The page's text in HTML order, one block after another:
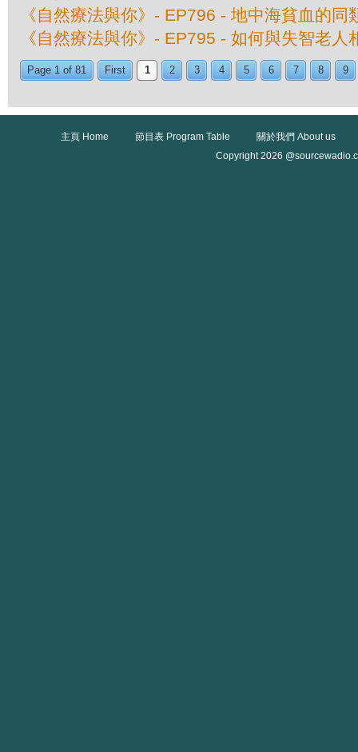
《自然療法與你》- EP796 - 地中海貧血的同
《自然療法與你》- EP795 - 如何與失智老人
Page 1 of 81 First 1 2 3 4 5 6 7 8 9
主頁 Home 節目表 Program Table
關於我們 About us
Copyright 2026